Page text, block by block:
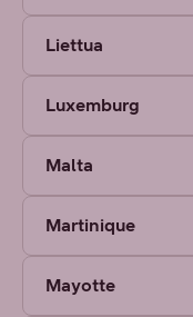
Liettua
Luxemburg
Malta
Martinique
Mayotte